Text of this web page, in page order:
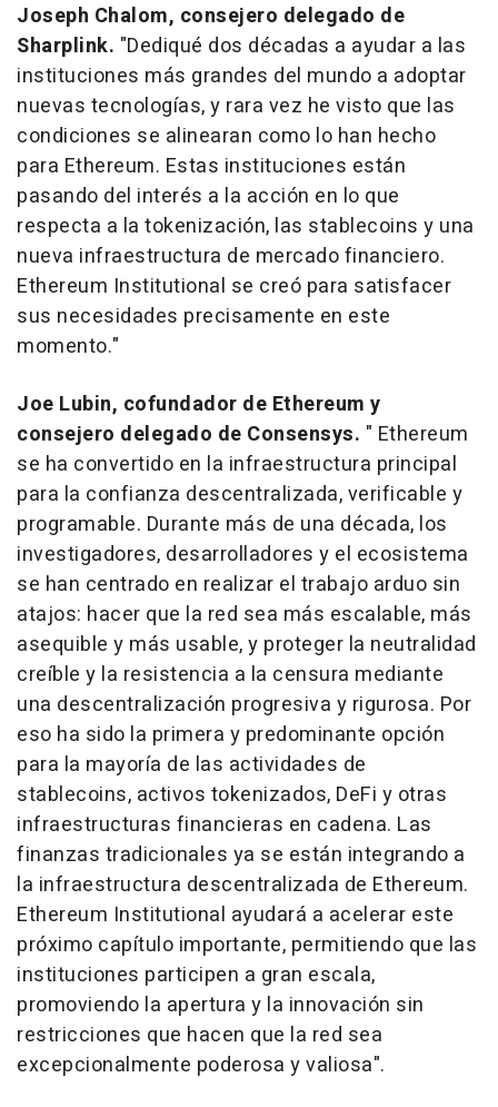
Joseph Chalom, consejero delegado de
Sharplink. "Dediqué dos décadas a ayudar a las
instituciones más grandes del mundo a adoptar
nuevas tecnologías, y rara vez he visto que las
condiciones se alinearan como lo han hecho
para Ethereum. Estas instituciones están
pasando del interés a la acción en lo que
respecta a la tokenización, las stablecoins y una
nueva infraestructura de mercado financiero.
Ethereum Institutional se creó para satisfacer
sus necesidades precisamente en este
momento."
Joe Lubin, cofundador de Ethereum y
consejero delegado de Consensys. " Ethereum
se ha convertido en la infraestructura principal
para la confianza descentralizada, verificable y
programable. Durante más de una década, los
investigadores, desarrolladores y el ecosistema
se han centrado en realizar el trabajo arduo sin
atajos: hacer que la red sea más escalable, más
asequible y más usable, y proteger la neutralidad
creíble y la resistencia a la censura mediante
una descentralización progresiva y rigurosa. Por
eso ha sido la primera y predominante opción
para la mayoría de las actividades de
stablecoins, activos tokenizados, DeFi y otras
infraestructuras financieras en cadena. Las
finanzas tradicionales ya se están integrando a
la infraestructura descentralizada de Ethereum.
Ethereum Institutional ayudará a acelerar este
próximo capítulo importante, permitiendo que las
instituciones participen a gran escala,
promoviendo la apertura y la innovación sin
restricciones que hacen que la red sea
excepcionalmente poderosa y valiosa".